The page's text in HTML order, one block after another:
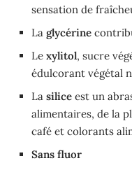
sensation de
Laglycérine
Lexylitol, sucre
édulcorant végétal
Lasilice est un
alimentaires, de la
café et colorants
Sans fluor